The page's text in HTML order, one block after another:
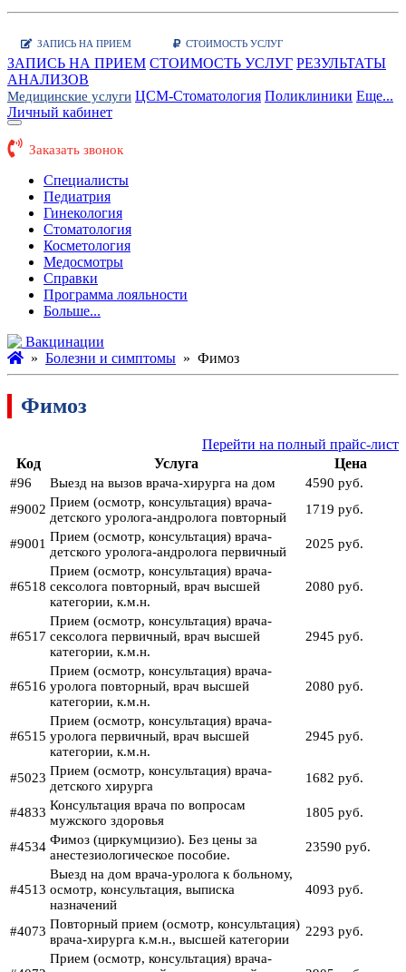
ЗАПИСЬ НА ПРИЕМ СТОИМОСТЬ УСЛУГ
ЗАПИСЬ НА ПРИЕМ СТОИМОСТЬ УСЛУГ РЕЗУЛЬТАТЫ
АНАЛИЗОВ
Медицинские услуги ЦСМ-Стоматология Поликлиники Еще...
Личный кабинет
Заказать звонок
Специалисты
Педиатрия
Гинекология
Стоматология
Косметология
Медосмотры
Справки
Программа лояльности
Больше...
Вакцинации
» Болезни и симптомы » Фимоз
Фимоз
Перейти на полный прайс-лист
Код
Услуга Цена
#96 Выезд на вызов врача-хирурга на дом
4590 руб.
#9002 Прием (осмотр, консультация) врача-
детского уролога-андролога повторный
1719 руб.
#9001 Прием (осмотр, консультация) врача-
детского уролога-андролога первичный
2025 руб.
#6518
Прием (осмотр, консультация) врача-
сексолога повторный, врач высшей
категории, к.м.н.
2080 руб.
#6517
Прием (осмотр, консультация) врача-
сексолога первичный, врач высшей
категории, к.м.н.
2945 руб.
#6516
Прием (осмотр, консультация) врача-
уролога повторный, врач высшей
категории, к.м.н.
2080 руб.
#6515
Прием (осмотр, консультация) врача-
уролога первичный, врач высшей
категории, к.м.н.
2945 руб.
#5023 Прием (осмотр, консультация) врача-
детского хирурга
1682 руб.
#4833 Консультация врача по вопросам
мужского здоровья
1805 руб.
#4534 Фимоз (циркумцизио). Без цены за
анестезиологическое пособие.
23590 руб.
#4513
Выезд на дом врача-уролога к больному,
осмотр, консультация, выписка
назначений
4093 руб.
#4073 Повторный прием (осмотр, консультация)
врача-хирурга к.м.н., высшей категории
2293 руб.
Прием (осмотр, консультация) врача-